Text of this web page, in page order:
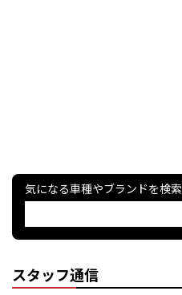
気になる車種やブランドを検索
スタッフ通信